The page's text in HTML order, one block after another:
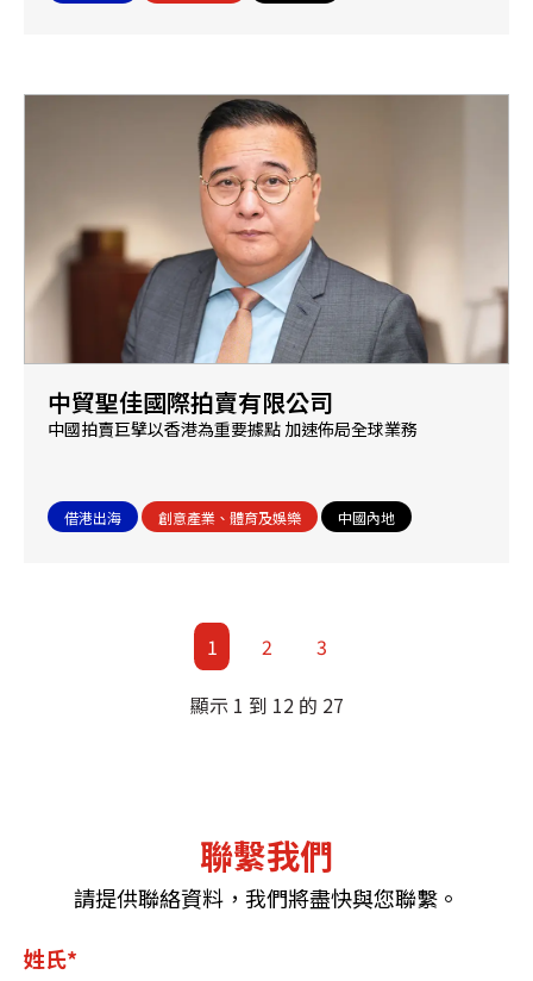
中貿聖佳國際拍賣有限公司
中國拍賣巨擘以香港為重要據點 加速佈局全球業務
借港出海 創意產業、體育及娛樂 中國內地
1 2 3
顯示 1 到 12 的 27
聯繫我們
請提供聯絡資料，我們將盡快與您聯繫。
姓氏*